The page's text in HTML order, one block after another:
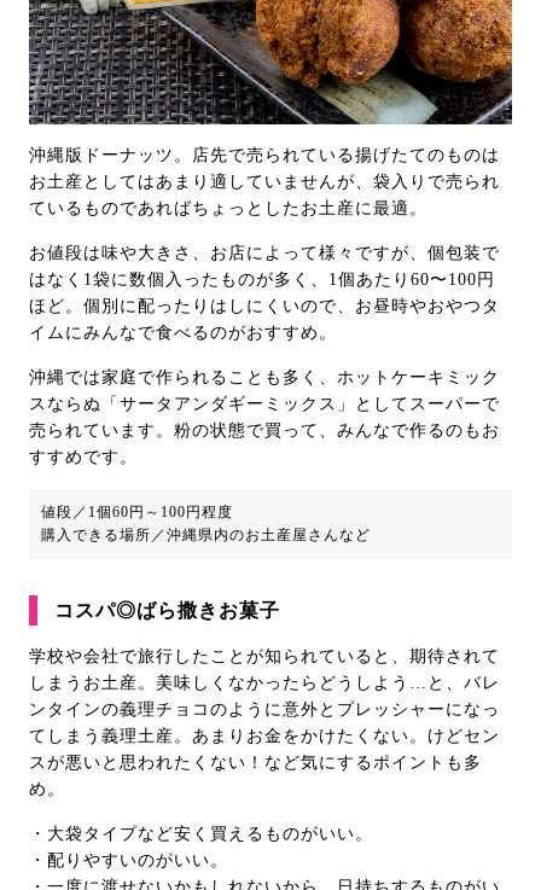
沖縄版ドーナッツ。店先で売られている揚げたてのものは
お土産としてはあまり適していませんが、袋入りで売られ
ているものであればちょっとしたお土産に最適。
お値段は味や大きさ、お店によって様々ですが、個包装で
はなく1袋に数個入ったものが多く、1個あたり60〜100円
ほど。個別に配ったりはしにくいので、お昼時やおやつタ
イムにみんなで食べるのがおすすめ。
沖縄では家庭で作られることも多く、ホットケーキミック
スならぬ「サータアンダギーミックス」としてスーパーで
売られています。粉の状態で買って、みんなで作るのもお
すすめです。
値段／1個60円～100円程度
購入できる場所／沖縄県内のお土産屋さんなど
コスパ◎ばら撒きお菓子
学校や会社で旅行したことが知られていると、期待されて
しまうお土産。美味しくなかったらどうしよう…と、バレ
ンタインの義理チョコのように意外とプレッシャーになっ
てしまう義理土産。あまりお金をかけたくない。けどセン
スが悪いと思われたくない！など気にするポイントも多
め。
・大袋タイプなど安く買えるものがいい。
・配りやすいのがいい。